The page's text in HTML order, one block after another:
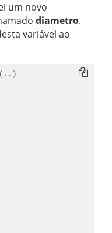
um novo
diametro.
variável ao
(..)